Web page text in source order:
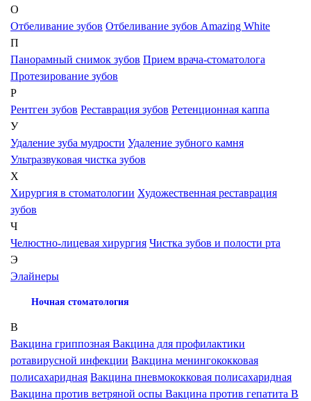
О
Отбеливание зубов Отбеливание зубов Amazing White
П
Панорамный снимок зубов Прием врача-стоматолога
Протезирование зубов
Р
Рентген зубов Реставрация зубов Ретенционная каппа
У
Удаление зуба мудрости Удаление зубного камня
Ультразвуковая чистка зубов
Х
Хирургия в стоматологии Художественная реставрация
зубов
Ч
Челюстно-лицевая хирургия Чистка зубов и полости рта
Э
Элайнеры
Ночная стоматология
В
Вакцина гриппозная Вакцина для профилактики
ротавирусной инфекции Вакцина менингококковая
полисахаридная Вакцина пневмококковая полисахаридная
Вакцина против ветряной оспы Вакцина против гепатита В